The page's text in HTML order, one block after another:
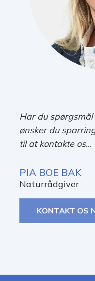
Har du
ønsker du
til at kontakte os...
PIA BOE BAK
Naturrådgiver
KONTAKT OS